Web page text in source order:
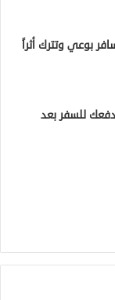
ق
بوعي وتترك أثراً
:6 أسباب تدفعك للسفر بعد